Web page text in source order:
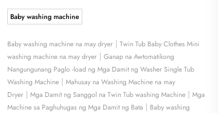
Baby washing machine
Baby washing machine na may dryer | Twin Tub Baby Clothes Mini
washing machine na may dryer | Ganap na Awtomatikong
Nangungunang Paglo -load ng Mga Damit ng Washer Single Tub
Washing Machine | Mahusay na Washing Machine na may
Dryer | Mga Damit ng Sanggol na Twin Tub washing Machine | Mga
Machine sa Paghuhugas ng Mga Damit ng Bata | Baby washing